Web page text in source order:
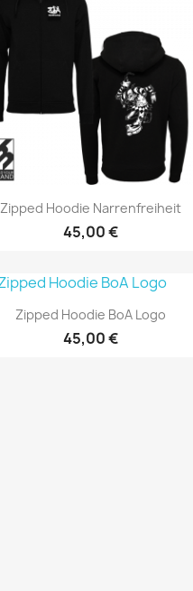
Vorschau
Zipped Hoodie Narrenfreiheit
45,00 €
Vorschau
Zipped Hoodie BoA Logo
45,00 €